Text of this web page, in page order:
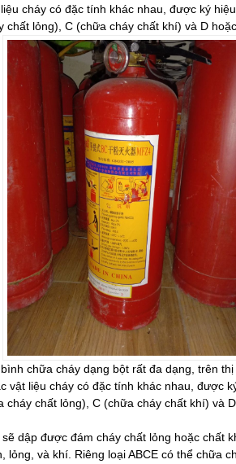
cháy có đặc tính khác nhau, được ký
chất lỏng), C (chữa cháy chất khí) và D
chữa cháy dạng bột rất đa dạng, trên
vật liệu cháy có đặc tính khác nhau, được
cháy chất lỏng), C (chữa cháy chất khí) và
dập được đám cháy chất lỏng hoặc chất
lỏng, và khí. Riêng loại ABCE có thể chữa